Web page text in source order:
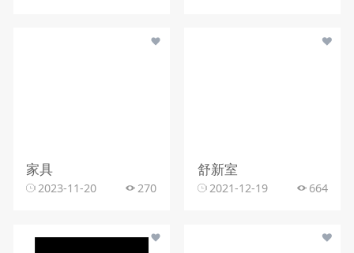
家具
2023-11-20 270
舒新室
2021-12-19 664